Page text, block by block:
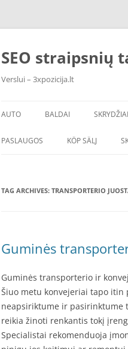
Skip
SEO straipsnių
Verslui – 3xpozicija.lt
AUTO BALDAI SKRYDŽIAI
PASLAUGOS KÖP SÄLJ
TAG ARCHIVES: TRANSPORTERIO
Guminės
Guminės transporterio ir
Šiuo metu konvejeriai tapo
neapsiriktume ir pasirinktume
reikia žinoti renkantis tokį
Specialistai rekomenduoja